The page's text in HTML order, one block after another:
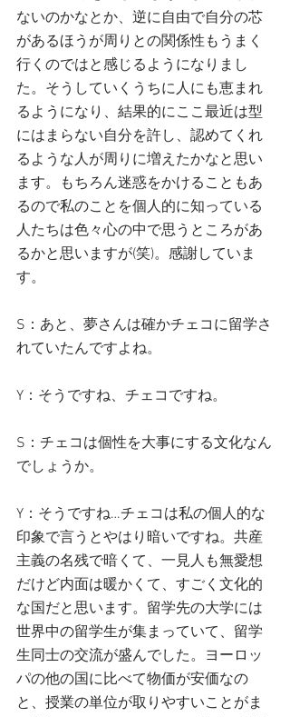
ないのかなとか、逆に自由で自分の芯
があるほうが周りとの関係性もうまく
行くのではと感じるようになりまし
た。そうしていくうちに人にも恵まれ
るようになり、結果的にここ最近は型
にはまらない自分を許し、認めてくれ
るような人が周りに増えたかなと思い
ます。もちろん迷惑をかけることもあ
るので私のことを個人的に知っている
人たちは色々心の中で思うところがあ
るかと思いますが(笑)。感謝していま
す。
S：あと、夢さんは確かチェコに留学さ
れていたんですよね。
Y：そうですね、チェコですね。
S：チェコは個性を大事にする文化なん
でしょうか。
Y：そうですね…チェコは私の個人的な
印象で言うとやはり暗いですね。共産
主義の名残で暗くて、一見人も無愛想
だけど内面は暖かくて、すごく文化的
な国だと思います。留学先の大学には
世界中の留学生が集まっていて、留学
生同士の交流が盛んでした。ヨーロッ
パの他の国に比べて物価が安価なの
と、授業の単位が取りやすいことがま